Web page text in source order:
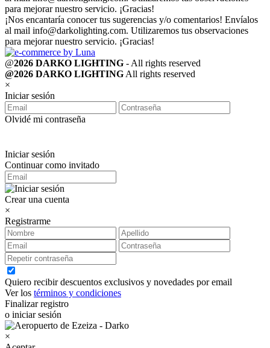
para mejorar nuestro servicio. ¡Gracias!
¡Nos encantaría conocer tus sugerencias y/o comentarios! Envíalos
al mail info@darkolighting.com. Utilizaremos tus observaciones
para mejorar nuestro servicio. ¡Gracias!
@2026 DARKO LIGHTING - All rights reserved
@2026 DARKO LIGHTING All rights reserved
×
Iniciar sesión
Olvidé mi contraseña
Iniciar sesión
Continuar como invitado
Crear una cuenta
×
Registrarme
Quiero recibir descuentos exclusivos y novedades por email
Ver los términos y condiciones
Finalizar registro
o iniciar sesión
×